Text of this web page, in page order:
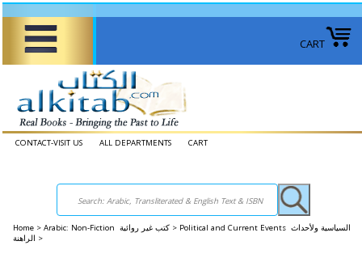
CART
CONTACT-VISIT US ALL DEPARTMENTS CART
Home > Arabic: Non-Fiction كتب غير روائية > Political and Current Events السياسية ولأحداث
الراهنة >